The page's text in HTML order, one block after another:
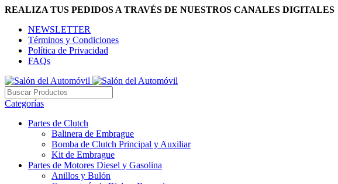
REALIZA TUS PEDIDOS A TRAVÉS DE NUESTROS CANALES DIGITALES
NEWSLETTER
Términos y Condiciones
Política de Privacidad
FAQs
Categorías
Partes de Clutch
Balinera de Embrague
Bomba de Clutch Principal y Auxiliar
Kit de Embrague
Partes de Motores Diesel y Gasolina
Anillos y Bulón